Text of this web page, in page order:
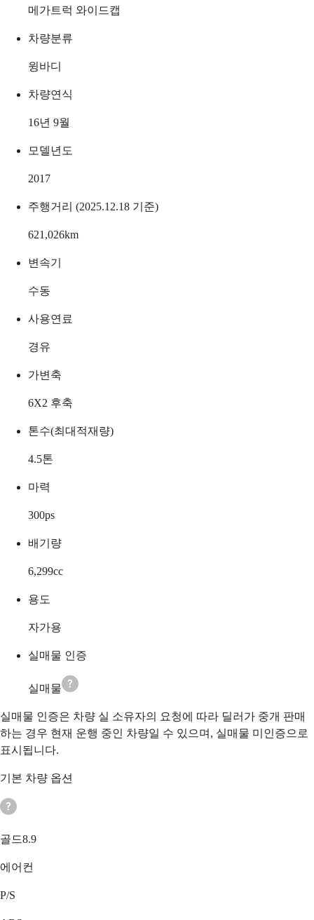
메가트럭 와이드캡
차량분류
윙바디
차량연식
16년 9월
모델년도
2017
주행거리 (2025.12.18 기준)
621,026km
변속기
수동
사용연료
경유
가변축
6X2 후축
톤수(최대적재량)
4.5톤
마력
300ps
배기량
6,299cc
용도
자가용
실매물 인증
실매물
실매물 인증은 차량 실 소유자의 요청에 따라 딜러가 중개 판매
하는 경우 현재 운행 중인 차량일 수 있으며, 실매물 미인증으로
표시됩니다.
기본 차량 옵션
골드8.9
에어컨
P/S